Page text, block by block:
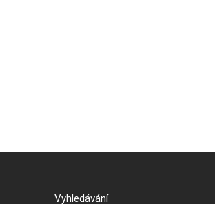
Vyhledávání